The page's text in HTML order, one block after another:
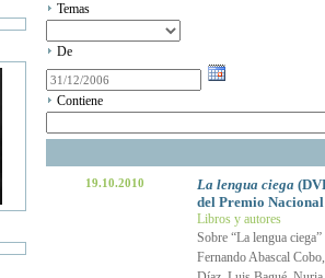
Temas
De
Contiene
19.10.2010 La lengua ciega
del Premio Nacional
Libros y autores
Sobre “La lengua
Fernando Abascal